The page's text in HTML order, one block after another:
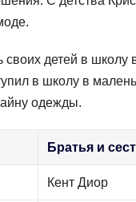
детей в школу
в школу в
одежды.
Братья и
Кент Диор